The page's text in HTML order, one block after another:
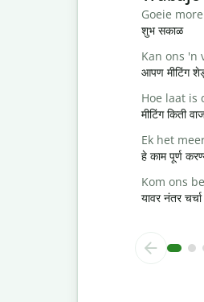
Goeie more
शुभ सकाळ
Kan ons 'n
आपण मीटिंग
Hoe laat is
मीटिंग किती
Ek het
हे काम पूर्ण
Kom ons
यावर नंतर